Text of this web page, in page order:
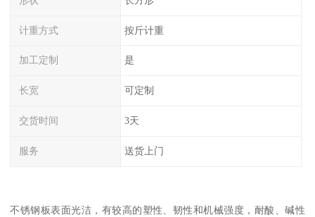
计重方式 按斤计重
加工定制 是
长宽 可定制
交货时间 3天
服务 送货上门
不锈钢板表面光洁，有较高的塑性、韧性和机械强度，耐酸、碱性